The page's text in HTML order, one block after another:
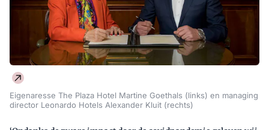
Eigenaresse The Plaza Hotel Martine Goethals (links) en managing
director Leonardo Hotels Alexander Kluit (rechts)